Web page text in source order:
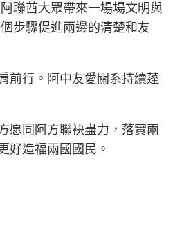
聯酋大眾帶來一場場文明與
步驟促進兩邊的清楚和友
前行。阿中友愛關系持續蓬
愿同阿方聯袂盡力，落實兩
好造福兩國國民。